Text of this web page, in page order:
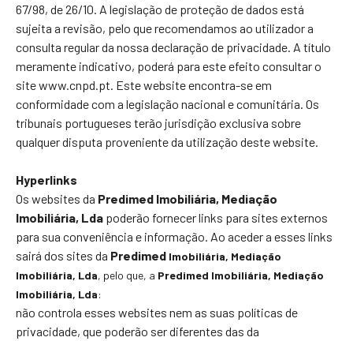
67/98, de 26/10. A legislação de proteção de dados está
sujeita a revisão, pelo que recomendamos ao utilizador a
consulta regular da nossa declaração de privacidade. A título
meramente indicativo, poderá para este efeito consultar o
site www.cnpd.pt. Este website encontra-se em
conformidade com a legislação nacional e comunitária. Os
tribunais portugueses terão jurisdição exclusiva sobre
qualquer disputa proveniente da utilização deste website.
Hyperlinks
Os websites da Predimed Imobiliária, Mediação
Imobiliária, Lda poderão fornecer links para sites externos
para sua conveniência e informação. Ao aceder a esses links
sairá dos sites da Predimed Imobiliária, Mediação
Imobiliária, Lda, pelo que, a Predimed Imobiliária, Mediação
Imobiliária, Lda:
não controla esses websites nem as suas políticas de
privacidade, que poderão ser diferentes das da